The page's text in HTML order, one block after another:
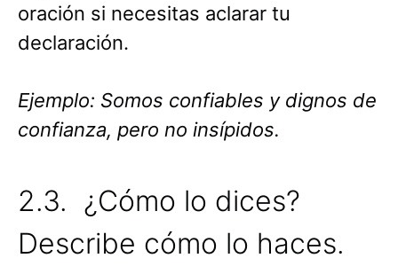
oración si necesitas aclarar tu
declaración.
Ejemplo: Somos confiables y dignos de
confianza, pero no insípidos.
2.3. ¿Cómo lo dices?
Describe cómo lo haces.